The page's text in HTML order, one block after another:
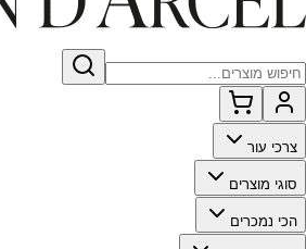
צרכי עור
סוגי מוצרים
הכי נמכרים